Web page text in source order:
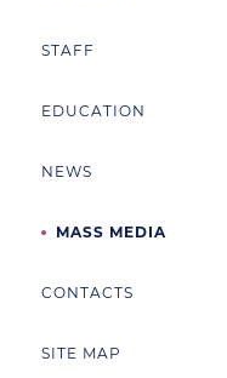
STAFF
EDUCATION
NEWS
MASS MEDIA
CONTACTS
SITE MAP